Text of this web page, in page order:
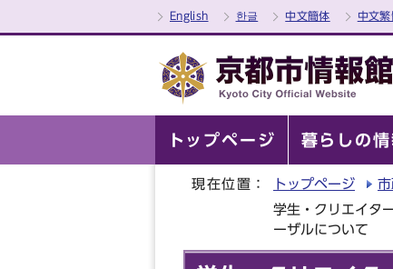
English 한글 中文簡体 中文繁
トップページ 暮らしの情
現在位置： トップページ
学生・クリエイタ
ーザルについて